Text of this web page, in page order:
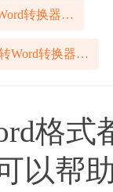
在线PDF转Word转换器推荐
在线PDF转Word转换器分享
式
以帮